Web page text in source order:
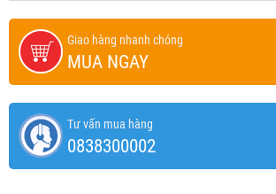
Giao hàng nhanh chóng
MUA NGAY
Tư vấn mua hàng
0838300002